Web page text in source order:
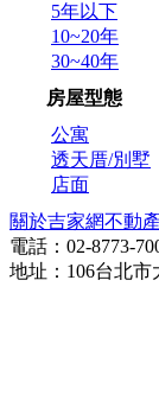
5年以下
10~20年
30~40年
房屋型態
公寓
透天厝/別墅
店面
關於吉家網不動產
電話： 02-8773-
地址： 106台北市